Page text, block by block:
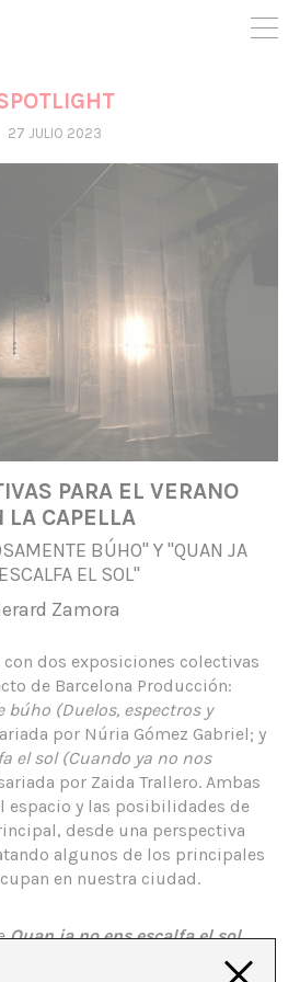
seguimos necesitándote para poder
participar del proyecto y
27 JULIO 2023
PARA EL VERANO
LA CAPELLA
BÚHO" Y "QUAN JA
EL SOL"
Zamora
dos exposiciones colectivas
de Barcelona Producción:
(Duelos, espectros y
por Núria Gómez Gabriel; y
el sol (Cuando ya no nos
por Zaida Trallero. Ambas
espacio y las posibilidades de
desde una perspectiva
algunos de los principales
en nuestra ciudad.
Quan ja no ens escalfa el sol,
de La Capella. Lo primero